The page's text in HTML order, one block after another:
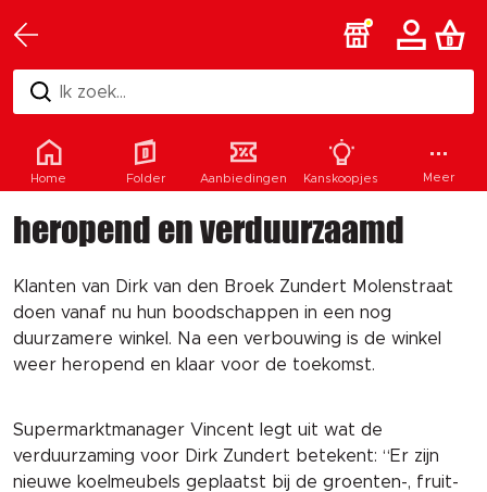
Ik zoek...
Dirk Zundert Molenstraat
heropend en verduurzaamd
Klanten van Dirk van den Broek Zundert Molenstraat
doen vanaf nu hun boodschappen in een nog
duurzamere winkel. Na een verbouwing is de winkel
weer heropend en klaar voor de toekomst.
Supermarktmanager Vincent legt uit wat de
verduurzaming voor Dirk Zundert betekent: “Er zijn
nieuwe koelmeubels geplaatst bij de groenten-, fruit-
Home Folder Aanbiedingen Kanskoopjes Meer